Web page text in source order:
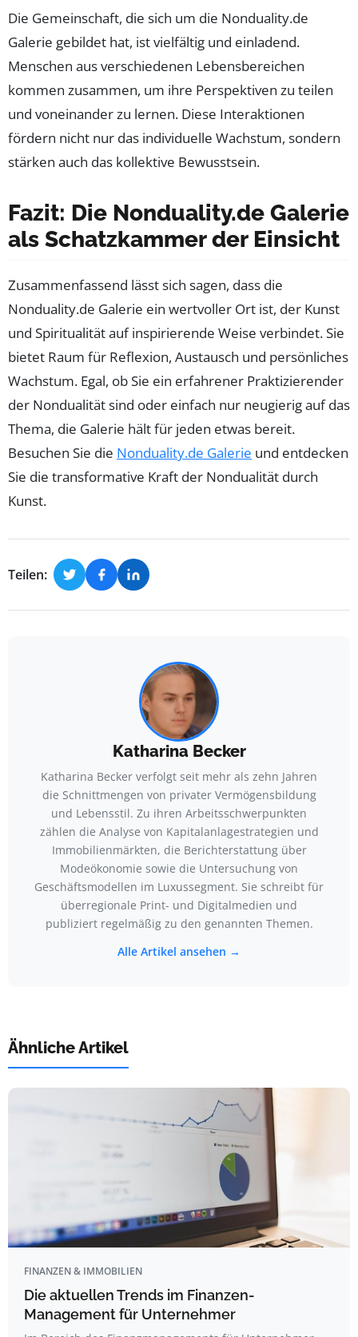
Die Gemeinschaft, die sich um die Nonduality.de
Galerie gebildet hat, ist vielfältig und einladend.
Menschen aus verschiedenen Lebensbereichen
kommen zusammen, um ihre Perspektiven zu teilen
und voneinander zu lernen. Diese Interaktionen
fördern nicht nur das individuelle Wachstum, sondern
stärken auch das kollektive Bewusstsein.
Fazit: Die Nonduality.de Galerie
als Schatzkammer der Einsicht
Zusammenfassend lässt sich sagen, dass die
Nonduality.de Galerie ein wertvoller Ort ist, der Kunst
und Spiritualität auf inspirierende Weise verbindet. Sie
bietet Raum für Reflexion, Austausch und persönliches
Wachstum. Egal, ob Sie ein erfahrener Praktizierender
der Nondualität sind oder einfach nur neugierig auf das
Thema, die Galerie hält für jeden etwas bereit.
Besuchen Sie die Nonduality.de Galerie und entdecken
Sie die transformative Kraft der Nondualität durch
Kunst.
Teilen:
Katharina Becker
Katharina Becker verfolgt seit mehr als zehn Jahren
die Schnittmengen von privater Vermögensbildung
und Lebensstil. Zu ihren Arbeitsschwerpunkten
zählen die Analyse von Kapitalanlagestrategien und
Immobilienmärkten, die Berichterstattung über
Modeökonomie sowie die Untersuchung von
Geschäftsmodellen im Luxussegment. Sie schreibt für
überregionale Print- und Digitalmedien und
publiziert regelmäßig zu den genannten Themen.
Alle Artikel ansehen →
Ähnliche Artikel
FINANZEN & IMMOBILIEN
Die aktuellen Trends im Finanzen-
Management für Unternehmer